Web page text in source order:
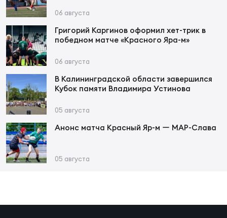
06 августа
Григорий Каргинов оформил хет-трик в
победном матче «Красного Яра-м»
06 августа
В Калининградской области завершился
Кубок памяти Владимира Устинова
05 августа
Анонс матча Красный Яр-м ー МАР-Слава
05 августа